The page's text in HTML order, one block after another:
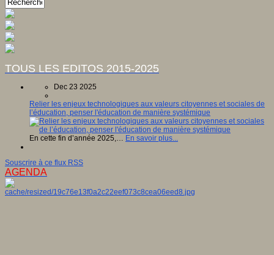
TOUS LES EDITOS 2015-2025
Dec 23 2025
Relier les enjeux technologiques aux valeurs citoyennes et sociales de
l’éducation, penser l'éducation de manière systémique
En cette fin d’année 2025,… En savoir plus...
Souscrire à ce flux RSS
AGENDA